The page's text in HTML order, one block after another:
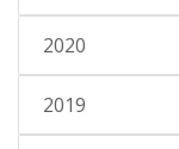
2020
2019